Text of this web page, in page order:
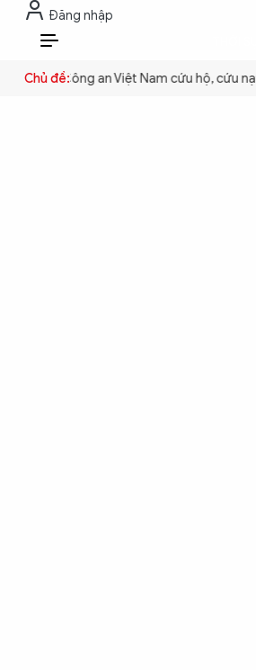
Đăng nhập
VI
Chủ đề:Công an Việt Nam cứu hộ, cứu nạn